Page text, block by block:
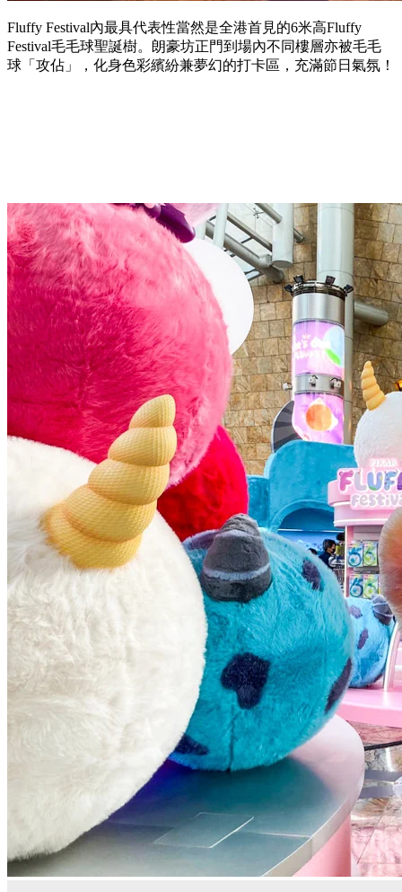
Fluffy Festival內最具代表性當然是全港首見的6米高Fluffy
Festival毛毛球聖誕樹。朗豪坊正門到場內不同樓層亦被毛毛
球「攻佔」，化身色彩繽紛兼夢幻的打卡區，充滿節日氣氛！